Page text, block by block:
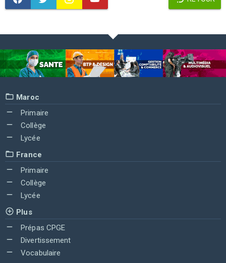
Maroc
Primaire
Collège
Lycée
France
Primaire
Collège
Lycée
Plus
Prépas CPGE
Divertissement
Vocabulaire